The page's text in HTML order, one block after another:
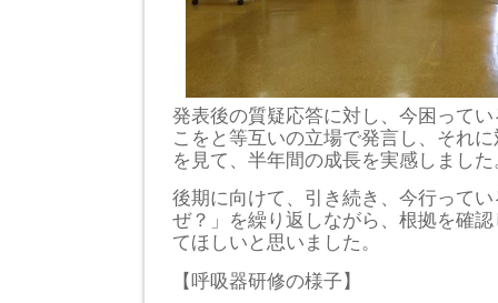
発表後の質疑応答に対し、今困って
こをと等互いの立場で発言し、それ
を見て、半年間の成長を実感しまし
後期に向けて、引き続き、今行って
ぜ？」を繰り返しながら、根拠を確
てほしいと思いました。
【呼吸器研修の様子】